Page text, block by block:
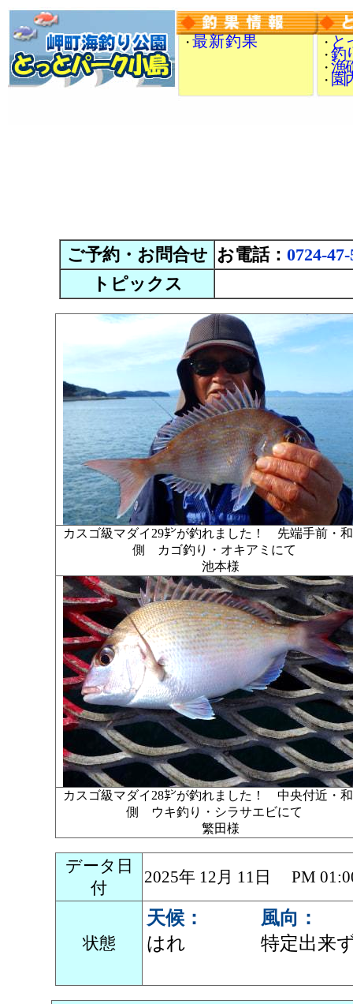
・ 最 新 釣 果 ・ と
・ 釣
・ 漁
・ 園
ご予約・お問合せ お電話： 0724-
トピックス
カスゴ級マダイ29㌢が釣れました！ 先端手前・
側 カゴ釣り・オキアミにて
池本様
カスゴ級マダイ28㌢が釣れました！ 中央付近・
側 ウキ釣り・シラサエビにて
繁田様
データ日
付
2025年 12月 11日 PM
状態
天候：
はれ
風向：
特定出来